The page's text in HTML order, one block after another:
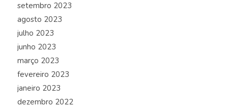
setembro 2023
agosto 2023
julho 2023
junho 2023
março 2023
fevereiro 2023
janeiro 2023
dezembro 2022